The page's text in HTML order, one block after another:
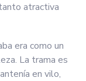
atractiva
era como un
La trama es
en vilo,